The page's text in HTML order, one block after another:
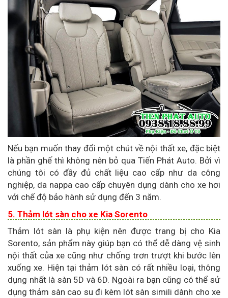
Nếu bạn muốn thay đổi một chút về nội thất xe, đặc biệt
là phần ghế thì không nên bỏ qua Tiến Phát Auto. Bởi vì
chúng tôi có đầy đủ chất liệu cao cấp như da công
nghiệp, da nappa cao cấp chuyên dụng dành cho xe hơi
với chế độ bảo hành sử dụng đến 3 năm.
5. Thảm lót sàn cho xe Kia Sorento
Thảm lót sàn là phụ kiện nên được trang bị cho Kia
Sorento, sản phẩm này giúp bạn có thể dễ dàng vệ sinh
nội thất của xe cũng như chống trơn trượt khi bước lên
xuống xe. Hiện tại thảm lót sàn có rất nhiều loại, thông
dụng nhất là sàn 5D và 6D. Ngoài ra bạn cũng có thể sử
dụng thảm sàn cao su đi kèm lót sàn simili dành cho xe